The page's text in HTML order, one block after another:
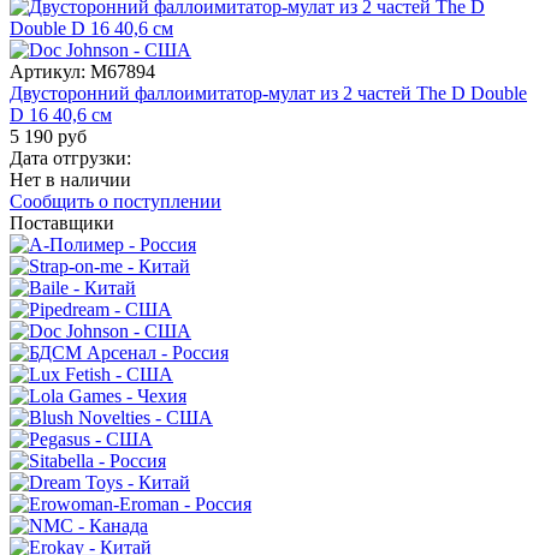
Артикул: M67894
Двусторонний фаллоимитатор-мулат из 2 частей The D Double
D 16 40,6 см
5 190 руб
Дата отгрузки:
Нет в наличии
Сообщить о поступлении
Поставщики